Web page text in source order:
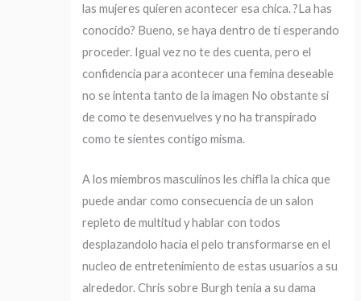
las mujeres quieren acontecer esa chica. ?La has
conocido? Bueno, se haya dentro de ti esperando
proceder. Igual vez no te des cuenta, pero el
confidencia para acontecer una femina deseable
no se intenta tanto de la imagen No obstante si
de como te desenvuelves y no ha transpirado
como te sientes contigo misma.
A los miembros masculinos les chifla la chica que
puede andar como consecuencia de un salon
repleto de multitud y hablar con todos
desplazandolo hacia el pelo transformarse en el
nucleo de entretenimiento de estas usuarios a su
alrededor. Chris sobre Burgh tenia a su dama